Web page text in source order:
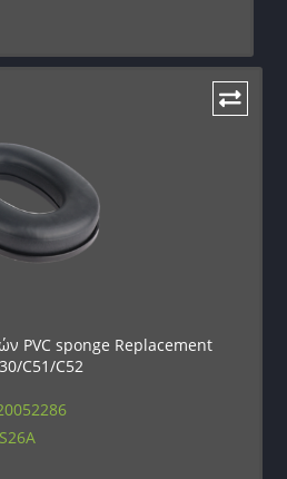
PVC sponge Replacement
C51/C52
S26A